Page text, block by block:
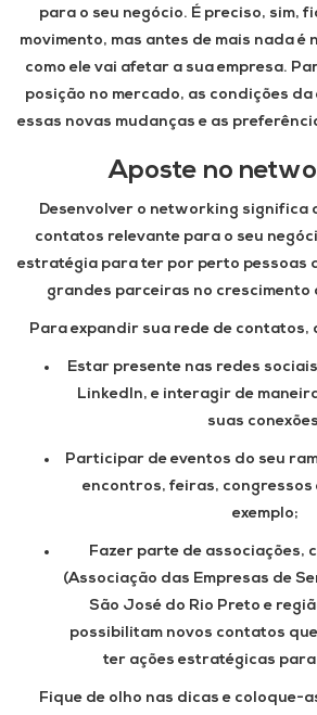
para o seu negócio. É preciso, sim,
movimento, mas antes de mais nada é
como ele vai afetar a sua empresa.
posição no mercado, as condições
essas novas mudanças e as
Aposte no
Desenvolver o networking significa
contatos relevante para o seu
estratégia para ter por perto pessoas
grandes parceiras no crescimento
Para expandir sua rede de contatos,
Estar presente nas redes
LinkedIn, e interagir de
suas
Participar de eventos do seu
encontros, feiras, congressos
exemplo;
Fazer parte de associações,
(Associação das Empresas de
São José do Rio Preto e
possibilitam novos contatos
ter ações estratégicas para
Fique de olho nas dicas e coloque-